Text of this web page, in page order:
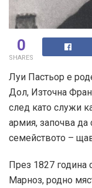
0
SHARES
Луи Пастьор е
Дол, Източна
след като служи
армия, започва да
семейството –
През 1827 година
Марноз, родно